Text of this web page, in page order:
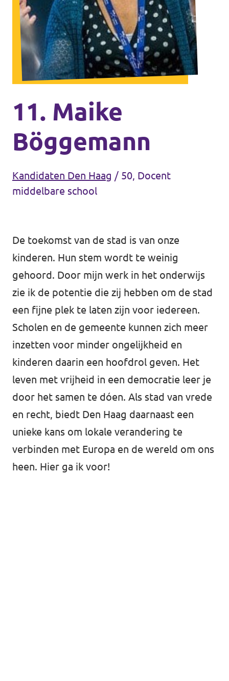
Communities
Delft
Den Haag
Leiden
Leidschendam-Voorburg
Wassenaar
Afdelingsbesturen
Bestuur Haag- en Rijnland
Bestuur Rotterdam Zuid-Holland Zuid
Vacatures
Vacatures Volt Zuid-Holland Zuid
Agenda
11. Maike
Böggemann
Kandidaten Den Haag / 50, Docent
middelbare school
De toekomst van de stad is van onze
kinderen. Hun stem wordt te weinig
gehoord. Door mijn werk in het onderwijs
zie ik de potentie die zij hebben om de stad
een fijne plek te laten zijn voor iedereen.
Scholen en de gemeente kunnen zich meer
inzetten voor minder ongelijkheid en
kinderen daarin een hoofdrol geven. Het
leven met vrijheid in een democratie leer je
door het samen te dóen. Als stad van vrede
en recht, biedt Den Haag daarnaast een
unieke kans om lokale verandering te
verbinden met Europa en de wereld om ons
heen. Hier ga ik voor!